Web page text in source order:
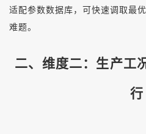
适配参数数据库，可快速调取最
难题。
二、维度二：生产工
行